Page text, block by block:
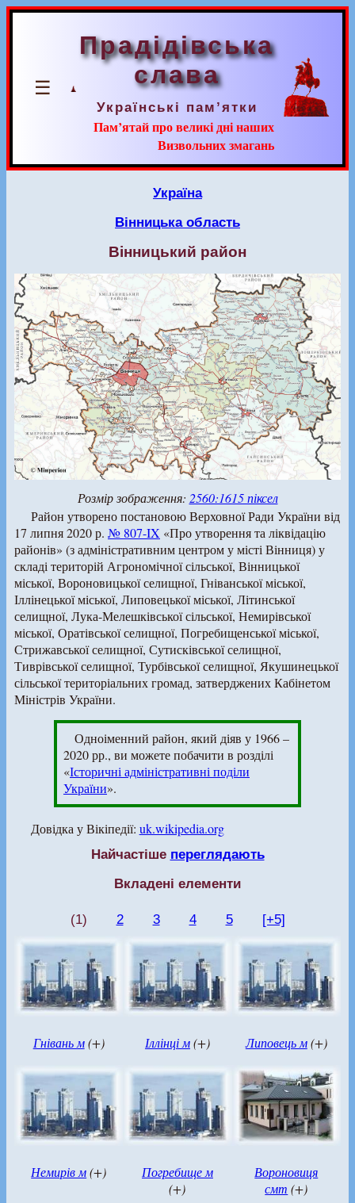
☰
Прадідівська
слава
Українські пам’ятки
Пам’ятай про великі дні наших
Визвольних змагань
Україна
Вінницька область
Вінницький район
Розмір зображення: 2560:1615 піксел
Район утворено постановою Верховної Ради України від
17 липня 2020 р. № 807-IX «Про утворення та ліквідацію
районів» (з адміністративним центром у місті Вінниця) у
складі територій Агрономічної сільської, Вінницької
міської, Вороновицької селищної, Гніванської міської,
Іллінецької міської, Липовецької міської, Літинської
селищної, Лука-Мелешківської сільської, Немирівської
міської, Оратівської селищної, Погребищенської міської,
Стрижавської селищної, Сутисківської селищної,
Тиврівської селищної, Турбівської селищної, Якушинецької
сільської територіальних громад, затверджених Кабінетом
Міністрів України.
Одноіменний район, який діяв у 1966 –
2020 рр., ви можете побачити в розділі
«Історичні адміністративні поділи
України».
Довідка у Вікіпедії: uk.wikipedia.org
Найчастіше переглядають
Вкладені елементи
(1) 2 3 4 5 [+5]
Гнівань м(+) Іллінці м(+) Липовець м(+)
Немирів м(+)
Погребище м
(+)
Вороновиця
смт (+)